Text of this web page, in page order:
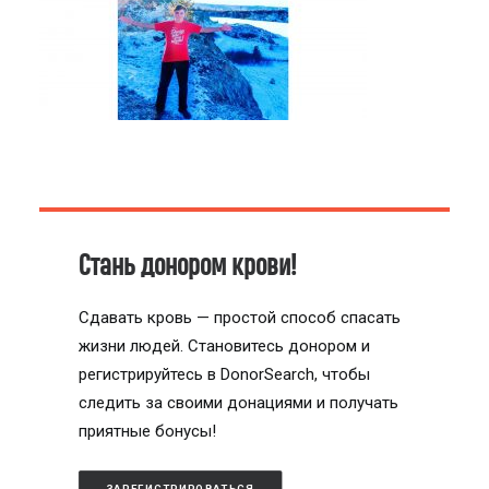
Стань донором крови!
Сдавать кровь — простой способ спасать
жизни людей. Становитесь донором и
регистрируйтесь в DonorSearch, чтобы
следить за своими донациями и получать
приятные бонусы!